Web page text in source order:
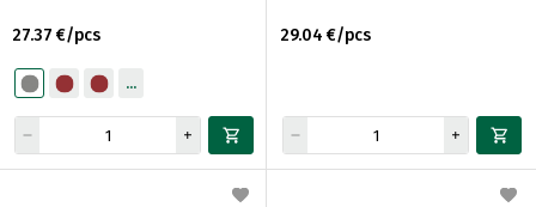
27.37 €/pcs 29.04 €/pcs